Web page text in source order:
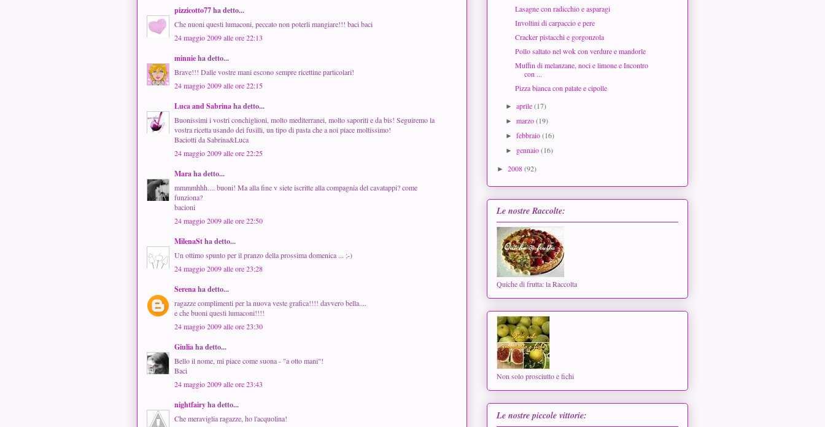
pizzicotto77ha detto...
Che nuoni questi lumaconi, peccato non poterli mangiare!!! baci baci
24 maggio 2009 alle ore 22:13
minnieha detto...
Brave!!! Dalle vostre mani escono sempre ricettine particolari!
24 maggio 2009 alle ore 22:15
Luca and Sabrinaha detto...
Buonissimi i vostri conchiglioni, molto mediterranei, molto saporiti e da bis! Seguiremo la
vostra ricetta usando dei fusilli, un tipo di pasta che a noi piace moltissimo!
Baciotti da Sabrina&Luca
24 maggio 2009 alle ore 22:25
Maraha detto...
mmmmhhh.... buoni! Ma alla fine v siete iscritte alla compagnia del cavatappi? come
funziona?
bacioni
24 maggio 2009 alle ore 22:50
MilenaStha detto...
Un ottimo spunto per il pranzo della prossima domenica ... ;-)
24 maggio 2009 alle ore 23:28
Serenaha detto...
ragazze complimenti per la nuova veste grafica!!!! davvero bella....
e che buoni questi lumaconi!!!!
24 maggio 2009 alle ore 23:30
Giuliaha detto...
Bello il nome, mi piace come suona - "a otto mani"!
Baci
24 maggio 2009 alle ore 23:43
nightfairyha detto...
Che meraviglia ragazze, ho l'acquolina!
Lasagne con radicchio e asparagi
Involtini di carpaccio e pere
Cracker pistacchi e gorgonzola
Pollo saltato nel wok con verdure e mandorle
Muffin di melanzane, noci e limone e Incontro
con ...
Pizza bianca con patate e cipolle
►aprile(17)
►marzo(19)
►febbraio(16)
► gennaio(16)
► 2008(92)
Le nostre Raccolte:
Quiche di frutta: la Raccolta
Non solo prosciutto e fichi
Le nostre piccole vittorie: